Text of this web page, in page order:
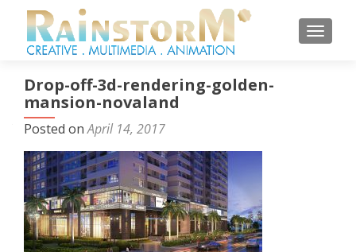
Drop-off-3d-rendering-golden-
mansion-novaland
Posted onApril 14, 2017